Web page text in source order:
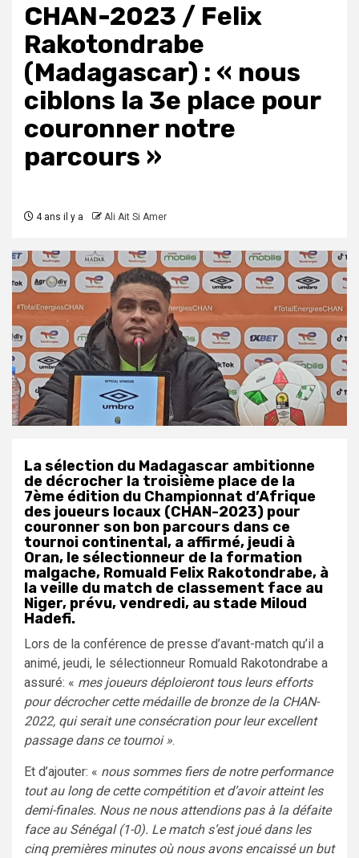
CHAN-2023 / Felix
Rakotondrabe
(Madagascar) : « nous
ciblons la 3e place pour
couronner notre
parcours »
4 ans il y a Ali Ait Si Amer
La sélection du Madagascar ambitionne
de décrocher la troisième place de la
7ème édition du Championnat d’Afrique
des joueurs locaux (CHAN-2023) pour
couronner son bon parcours dans ce
tournoi continental, a affirmé, jeudi à
Oran, le sélectionneur de la formation
malgache, Romuald Felix Rakotondrabe, à
la veille du match de classement face au
Niger, prévu, vendredi, au stade Miloud
Hadefi.
Lors de la conférence de presse d’avant-match qu’il a
animé, jeudi, le sélectionneur Romuald Rakotondrabe a
assuré: « mes joueurs déploieront tous leurs efforts
pour décrocher cette médaille de bronze de la CHAN-
2022, qui serait une consécration pour leur excellent
passage dans ce tournoi ».
Et d’ajouter: « nous sommes fiers de notre performance
tout au long de cette compétition et d’avoir atteint les
demi-finales. Nous ne nous attendions pas à la défaite
face au Sénégal (1-0). Le match s’est joué dans les
cinq premières minutes où nous avons encaissé un but